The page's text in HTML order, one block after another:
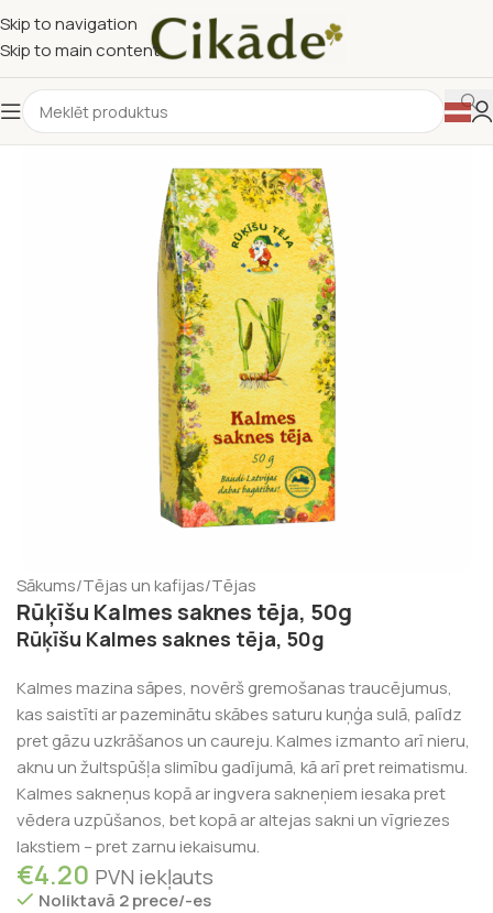
Skip to navigation
Skip to main content
Sākums/Tējas un kafijas/Tējas
Rūķīšu Kalmes saknes tēja, 50g
Rūķīšu Kalmes saknes tēja, 50g
Kalmes mazina sāpes, novērš gremošanas traucējumus,
kas saistīti ar pazeminātu skābes saturu kuņģa sulā, palīdz
pret gāzu uzkrāšanos un caureju. Kalmes izmanto arī nieru,
aknu un žultspūšļa slimību gadījumā, kā arī pret reimatismu.
Kalmes sakneņus kopā ar ingvera sakneņiem iesaka pret
vēdera uzpūšanos, bet kopā ar altejas sakni un vīgriezes
lakstiem – pret zarnu iekaisumu.
€4.20 PVN iekļauts
Noliktavā 2 prece/-es